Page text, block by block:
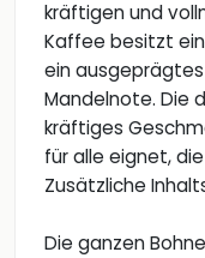
kräftigen und
Kaffee besitzt
ein
Mandelnote. Die
kräftiges
für alle eignet,
Zusätzliche
Die ganzen